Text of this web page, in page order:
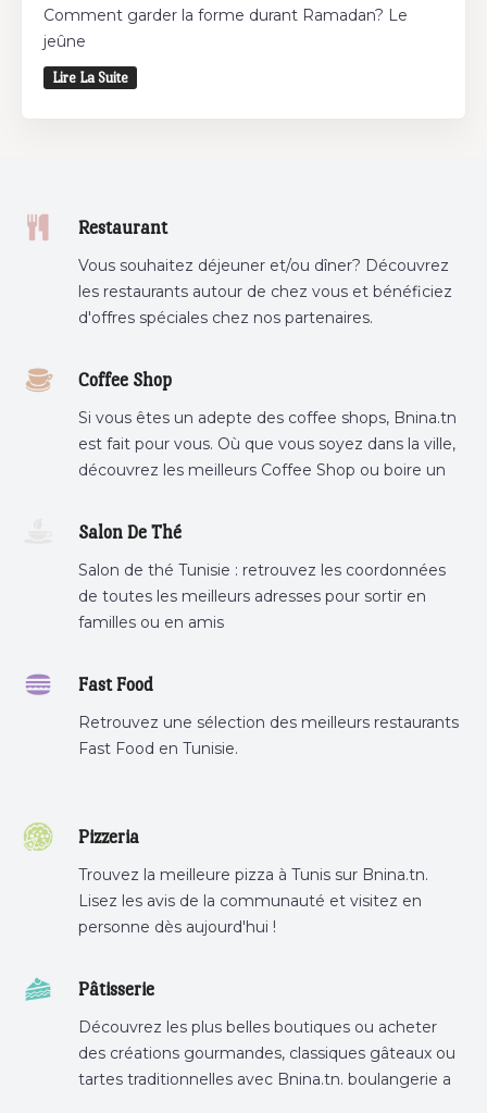
Comment garder la forme durant Ramadan? Le
jeûne
Lire La Suite
Restaurant
Vous souhaitez déjeuner et/ou dîner? Découvrez
les restaurants autour de chez vous et bénéficiez
d'offres spéciales chez nos partenaires.
Coffee Shop
Si vous êtes un adepte des coffee shops, Bnina.tn
est fait pour vous. Où que vous soyez dans la ville,
découvrez les meilleurs Coffee Shop ou boire un
Salon De Thé
Salon de thé Tunisie : retrouvez les coordonnées
de toutes les meilleurs adresses pour sortir en
familles ou en amis
Fast Food
Retrouvez une sélection des meilleurs restaurants
Fast Food en Tunisie.
Pizzeria
Trouvez la meilleure pizza à Tunis sur Bnina.tn.
Lisez les avis de la communauté et visitez en
personne dès aujourd'hui !
Pâtisserie
Découvrez les plus belles boutiques ou acheter
des créations gourmandes, classiques gâteaux ou
tartes traditionnelles avec Bnina.tn. boulangerie a